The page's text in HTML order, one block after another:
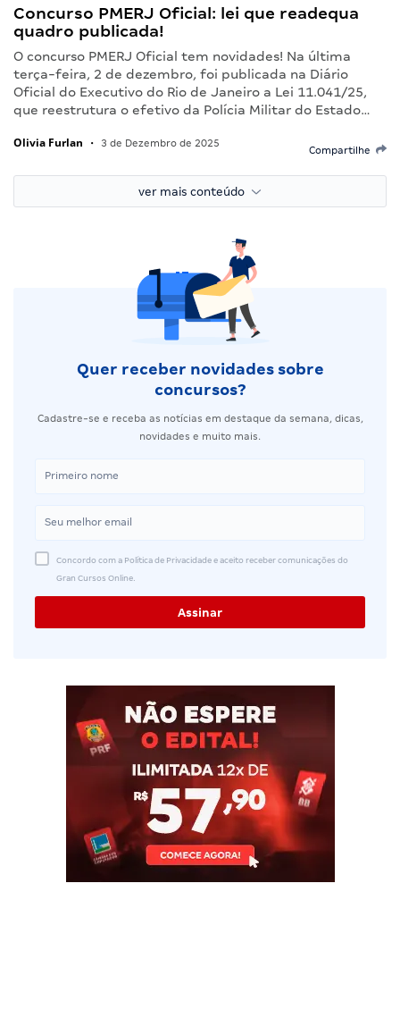
Concurso PMERJ Oficial: lei que readequa
quadro publicada!
O concurso PMERJ Oficial tem novidades! Na última
terça-feira, 2 de dezembro, foi publicada na Diário
Oficial do Executivo do Rio de Janeiro a Lei 11.041/25,
que reestrutura o efetivo da Polícia Militar do Estado…
Olivia Furlan • 3 de Dezembro de 2025
Compartilhe
ver mais conteúdo
Quer receber novidades sobre
concursos?
Cadastre-se e receba as notícias em destaque da semana, dicas,
novidades e muito mais.
Concordo com a Política de Privacidade e aceito receber comunicações do
Gran Cursos Online.